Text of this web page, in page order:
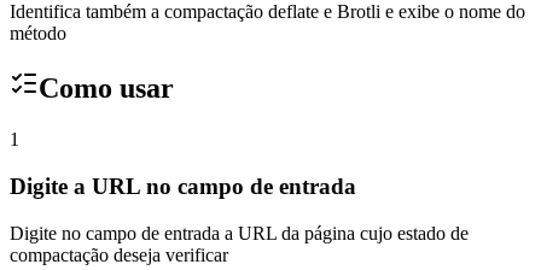
Identifica também a compactação deflate e Brotli e exibe o nome do
método
Como usar
1
Digite a URL no campo de entrada
Digite no campo de entrada a URL da página cujo estado de
compactação deseja verificar